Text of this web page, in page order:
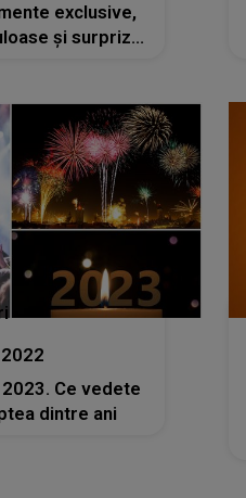
exclusive,
și surprize
avea și..."
Ce vedete
dintre ani